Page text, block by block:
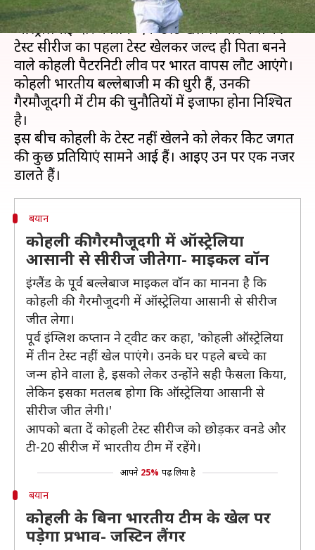
भारतीय क्रिकेट टीम के कप्तान विराट कोहली आगामी
ऑस्ट्रेलियाई दौरे में सिर्फ एक टेस्ट खेलेंगे। चार मैचों की
टेस्ट सीरीज का पहला टेस्ट खेलकर जल्द ही पिता बनने
वाले कोहली पैटरनिटी लीव पर भारत वापस लौट आएंगे। ​
कोहली भारतीय बल्लेबाजी क्रम की धुरी हैं, उनकी
गैरमौजूदगी में टीम की चुनौतियों में इजाफा होना निश्चित
है।
इस बीच कोहली के टेस्ट नहीं खेलने को लेकर क्रिकेट जगत
की कुछ प्रतिक्रियाएं सामने आई हैं। आइए उन पर एक नजर
बयान
कोहली की गैरमौजूदगी में ऑस्ट्रेलिया
आसानी से सीरीज जीतेगा- माइकल वॉन
इंग्लैंड के पूर्व बल्लेबाज माइकल वॉन का मानना है कि
कोहली की गैरमौजूदगी में ऑस्ट्रेलिया आसानी से सीरीज
जीत लेगा।
पूर्व इंग्लिश कप्तान ने ट्वीट कर कहा, 'कोहली ऑस्ट्रेलिया
में तीन टेस्ट नहीं खेल पाएंगे। उनके घर पहले बच्चे का
जन्म होने वाला है, इसको लेकर उन्होंने सही फैसला किया,
लेकिन इसका मतलब होगा कि ऑस्ट्रेलिया आसानी से
सीरीज जीत लेगी।'
आपको बता दें कोहली टेस्ट सीरीज को छोड़कर वनडे और
टी-20 सीरीज में भारतीय टीम में रहेंगे।
आपने 25% पढ़ लिया है
बयान
कोहली के बिना भारतीय टीम के खेल पर
पड़ेगा प्रभाव- जस्टिन लैंगर